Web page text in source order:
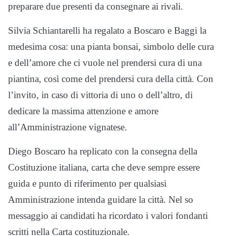
preparare due presenti da consegnare ai rivali.
Silvia Schiantarelli ha regalato a Boscaro e Baggi la
medesima cosa: una pianta bonsai, simbolo delle cura
e dell’amore che ci vuole nel prendersi cura di una
piantina, così come del prendersi cura della città. Con
l’invito, in caso di vittoria di uno o dell’altro, di
dedicare la massima attenzione e amore
all’Amministrazione vignatese.
Diego Boscaro ha replicato con la consegna della
Costituzione italiana, carta che deve sempre essere
guida e punto di riferimento per qualsiasi
Amministrazione intenda guidare la città. Nel so
messaggio ai candidati ha ricordato i valori fondanti
scritti nella Carta costituzionale.